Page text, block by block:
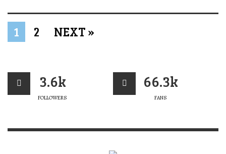
1 2 NEXT »
3.6k
FOLLOWERS
66.3k
FANS